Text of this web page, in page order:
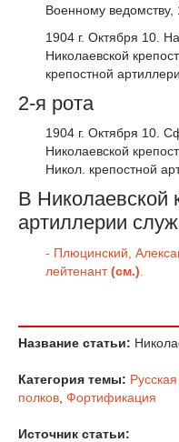
Военному ведомству,
1904 г. Октября 10.
Николаевской
крепостной
2-я рота
1904 г. Октября 10.
Николаевской
Никол. крепостной
В Николаевской
артиллерии
- Плюцинский,
лейтенант(см.)
Название статьи:
Категория темы:
полков Фортификация
Источник статьи: